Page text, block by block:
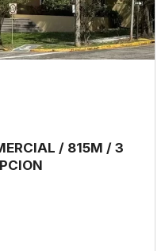
/ 815M / 3